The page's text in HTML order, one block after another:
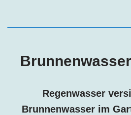
Regenwasser
Brunnenwasser im